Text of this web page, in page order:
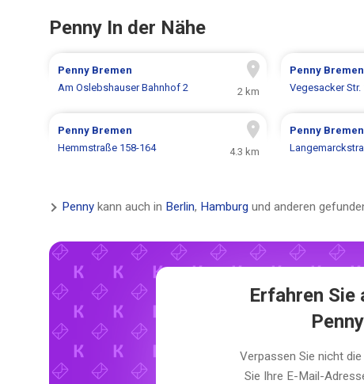
Penny In der Nähe
Penny Bremen
Am Oslebshauser Bahnhof 2
2 km
Penny Bremen
Vegesacker Str.
Penny Bremen
Hemmstraße 158-164
4.3 km
Penny Bremen
Penny kann auch in Berlin, Hamburg und anderen
Erfahren Sie
Verpassen Sie nicht
Sie Ihre E-Mail-